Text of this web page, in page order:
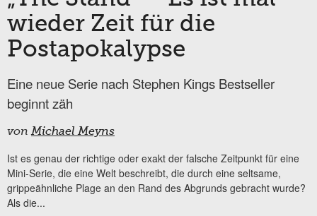
wieder Zeit für die
Postapokalypse
Eine neue Serie nach Stephen Kings Bestseller
beginnt zäh
vonMichael Meyns
Ist es genau der richtige oder exakt der falsche Zeitpunkt für eine
Mini-Serie, die eine Welt beschreibt, die durch eine seltsame,
grippeähnliche Plage an den Rand des Abgrunds gebracht wurde?
Als die...